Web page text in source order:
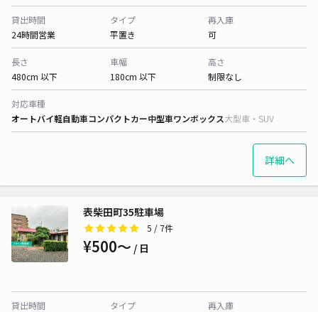
貸出時間
24時間営業
タイプ
平置き
再入庫
可
長さ
480cm 以下
車幅
180cm 以下
高さ
制限なし
対応車種
オートバイ軽自動車コンパクトカー中型車ワンボックス大型車・SUV
詳細へ
表柴田町35駐車場
5 / 7件
¥500〜 / 日
貸出時間
タイプ
再入庫